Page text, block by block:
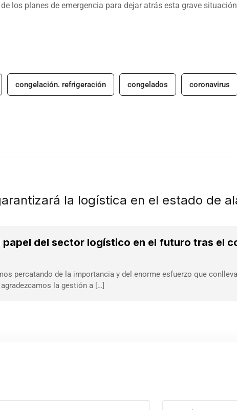
los planes de emergencia para dejar atrás esta grave
congelación. refrigeración congelados coronavirus
la logística en el estado de
del sector logístico en el futuro tras el
percatando de la importancia y del enorme esfuerzo que
la gestión a […]